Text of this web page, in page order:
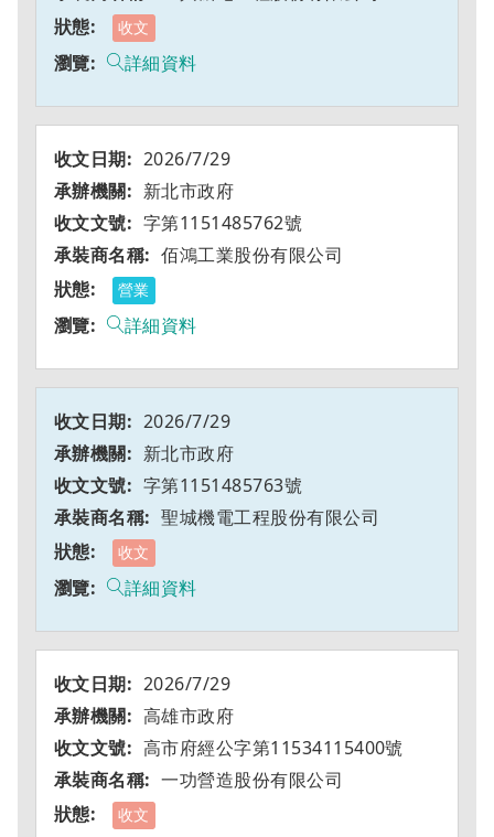
收文
詳細資料
2026/7/29
新北市政府
字第1151485762號
佰鴻工業股份有限公司
營業
詳細資料
2026/7/29
新北市政府
字第1151485763號
聖城機電工程股份有限公司
收文
詳細資料
2026/7/29
高雄市政府
高市府經公字第11534115400號
一功營造股份有限公司
收文